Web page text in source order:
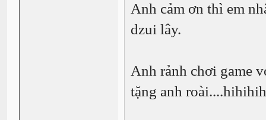
Anh cảm ơn thì em
dzui lây.
Anh rảnh chơi game
tặng anh